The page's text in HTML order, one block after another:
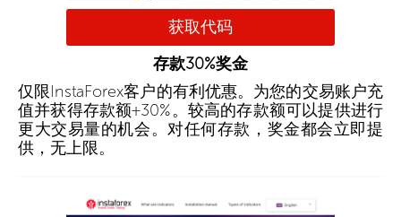
获取代码
存款30%奖金
仅限InstaForex客户的有利优惠。为您的交易账户充
值并获得存款额+30%。较高的存款额可以提供进行
更大交易量的机会。对任何存款，奖金都会立即提
供，无上限。